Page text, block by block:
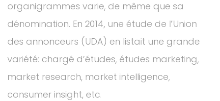
organigrammes varie, de même que sa
dénomination. En 2014, une étude de l’Union
des annonceurs (UDA) en listait une grande
variété: chargé d’études, études marketing,
market research, market intelligence,
consumer insight, etc.